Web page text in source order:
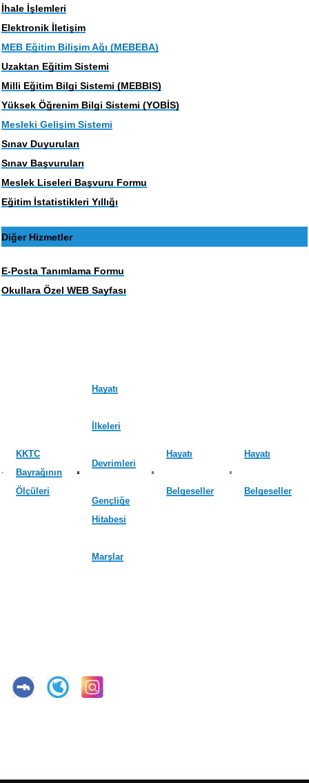
İhale İşlemleri
Elektronik İletişim
MEB Eğitim Bilişim Ağı (MEBEBA)
Uzaktan Eğitim Sistemi
Milli Eğitim Bilgi Sistemi (MEBBIS)
Yüksek Öğrenim Bilgi Sistemi (YOBİS)
Mesleki Gelişim Sistemi
Sınav Duyuruları
Sınav Başvuruları
Meslek Liseleri Başvuru Formu
Eğitim İstatistikleri Yıllığı
Diğer Hizmetler
E-Posta Tanımlama Formu
Okullara Özel WEB Sayfası
KKTC
Bayrağının
Ölçüleri
Hayatı
İlkeleri
Devrimleri
Gençliğe
Hitabesi
Marşlar
Hayatı
Belgeseller
Hayatı
Belgeseller